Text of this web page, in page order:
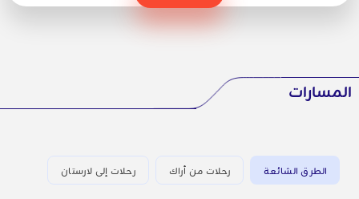
المسارات
الطرق الشائعة رحلات من أراك رحلات إلى لارستان